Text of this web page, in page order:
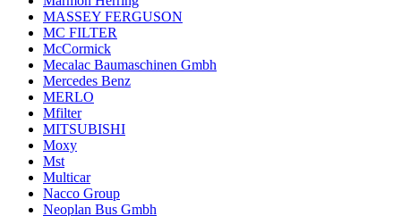
MASSEY FERGUSON
MC FILTER
McCormick
Mecalac Baumaschinen Gmbh
Mercedes Benz
MERLO
Mfilter
MITSUBISHI
Moxy
Mst
Multicar
Nacco Group
Neoplan Bus Gmbh